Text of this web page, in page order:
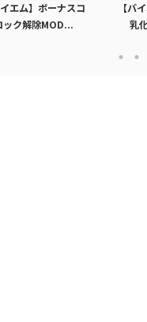
イエム】ボーナスコ
ック解除MOD...
【バ
乳